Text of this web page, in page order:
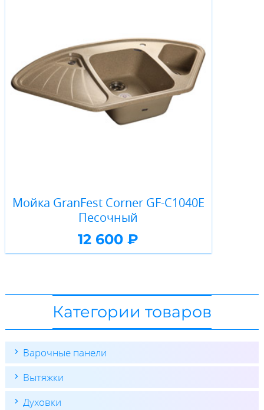
Мойка GranFest Corner GF-C1040E
Песочный
12 600 ₽
Категории товаров
Варочные панели
Вытяжки
Духовки